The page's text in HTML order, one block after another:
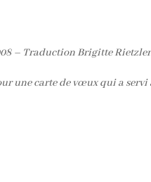
– Traduction Brigitte
carte de vœux qui a servi